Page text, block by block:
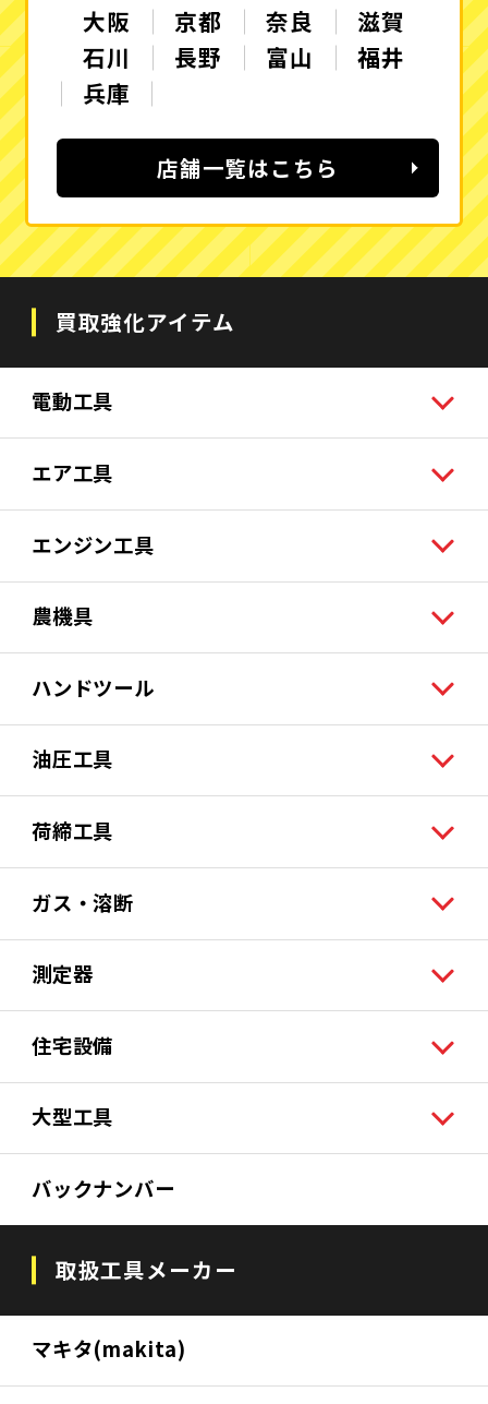
大阪
京都 奈良
滋賀
石川
長野 富山
福井
兵庫
店舗一覧はこちら
買取強化アイテム
電動工具
エア工具
エンジン工具
農機具
ハンドツール
油圧工具
荷締工具
ガス・溶断
測定器
住宅設備
大型工具
バックナンバー
取扱工具メーカー
マキタ(makita)